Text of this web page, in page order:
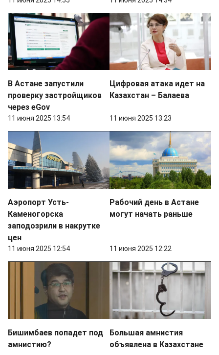
В Астане запустили
проверку застройщиков
через eGov
11 июня 2025 13:54
Цифровая атака идет на
Казахстан – Балаева
11 июня 2025 13:23
Аэропорт Усть-
Каменогорска
заподозрили в накрутке
цен
11 июня 2025 12:54
Рабочий день в Астане
могут начать раньше
11 июня 2025 12:22
Бишимбаев попадет под
амнистию?
Большая амнистия
объявлена в Казахстане